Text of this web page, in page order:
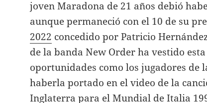
joven Maradona de 21 años debió
aunque permaneció con el 10 de su
2022 concedido por Patricio
de la banda New Order ha vestido
oportunidades como los jugadores de
haberla portado en el video de la
Inglaterra para el Mundial de Italia